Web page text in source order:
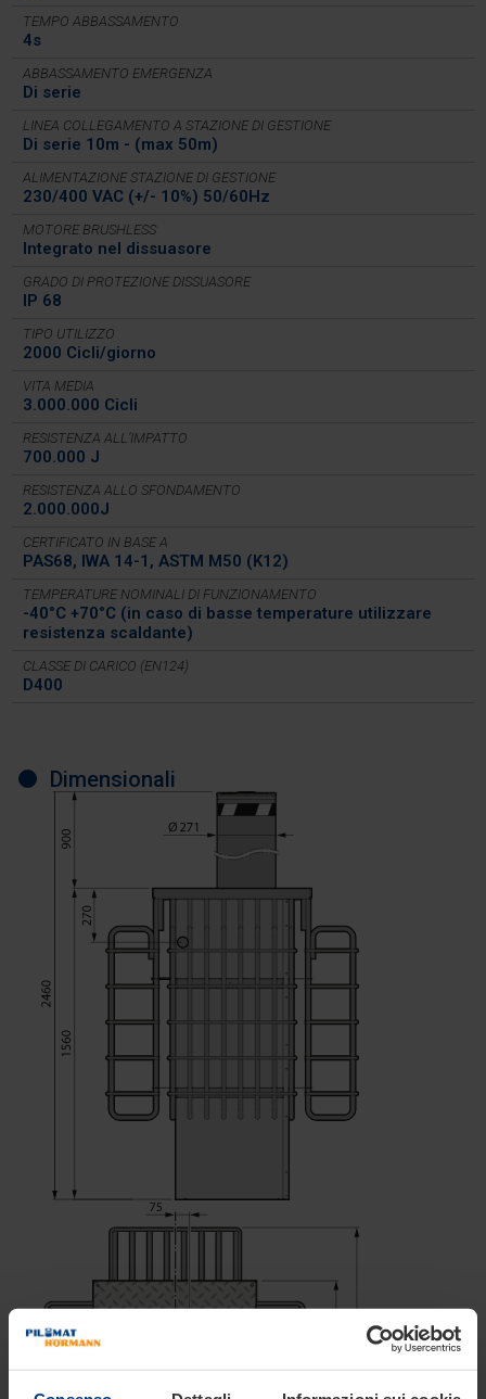
TEMPO ABBASSAMENTO
4s
ABBASSAMENTO EMERGENZA
Di serie
LINEA COLLEGAMENTO A STAZIONE DI GESTIONE
Di serie 10m - (max 50m)
ALIMENTAZIONE STAZIONE DI GESTIONE
230/400 VAC (+/- 10%) 50/60Hz
MOTORE BRUSHLESS
Integrato nel dissuasore
GRADO DI PROTEZIONE DISSUASORE
IP 68
TIPO UTILIZZO
2000 Cicli/giorno
VITA MEDIA
3.000.000 Cicli
RESISTENZA ALL’IMPATTO
700.000 J
RESISTENZA ALLO SFONDAMENTO
2.000.000J
CERTIFICATO IN BASE A
PAS68, IWA 14-1, ASTM M50 (K12)
TEMPERATURE NOMINALI DI FUNZIONAMENTO
-40°C +70°C (in caso di basse temperature utilizzare
resistenza scaldante)
CLASSE DI CARICO (EN124)
D400
Dimensionali